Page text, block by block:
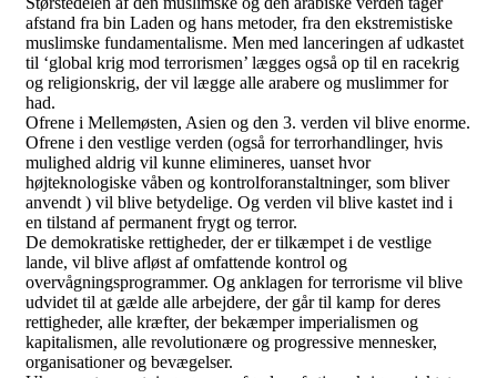
afstand fra bin Laden og hans metoder, fra den ekstremistiske
muslimske fundamentalisme. Men med lanceringen af udkastet
til ‘global krig mod terrorismen’ lægges også op til en racekrig
og religionskrig, der vil lægge alle arabere og muslimmer for
had.
Ofrene i Mellemøsten, Asien og den 3. verden vil blive enorme.
Ofrene i den vestlige verden (også for terrorhandlinger, hvis
mulighed aldrig vil kunne elimineres, uanset hvor
højteknologiske våben og kontrolforanstaltninger, som bliver
anvendt ) vil blive betydelige. Og verden vil blive kastet ind i
en tilstand af permanent frygt og terror.
De demokratiske rettigheder, der er tilkæmpet i de vestlige
lande, vil blive afløst af omfattende kontrol og
overvågningsprogrammer. Og anklagen for terrorisme vil blive
udvidet til at gælde alle arbejdere, der går til kamp for deres
rettigheder, alle kræfter, der bekæmper imperialismen og
kapitalismen, alle revolutionære og progressive mennesker,
organisationer og bevægelser.